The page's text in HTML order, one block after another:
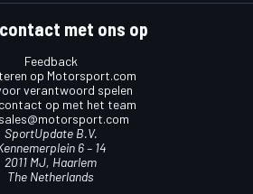
met ons op
Feedback
op Motorsport.com
verantwoord spelen
op met het team
SportUpdate B.V.
6 – 14
2011 MJ, Haarlem
The Netherlands